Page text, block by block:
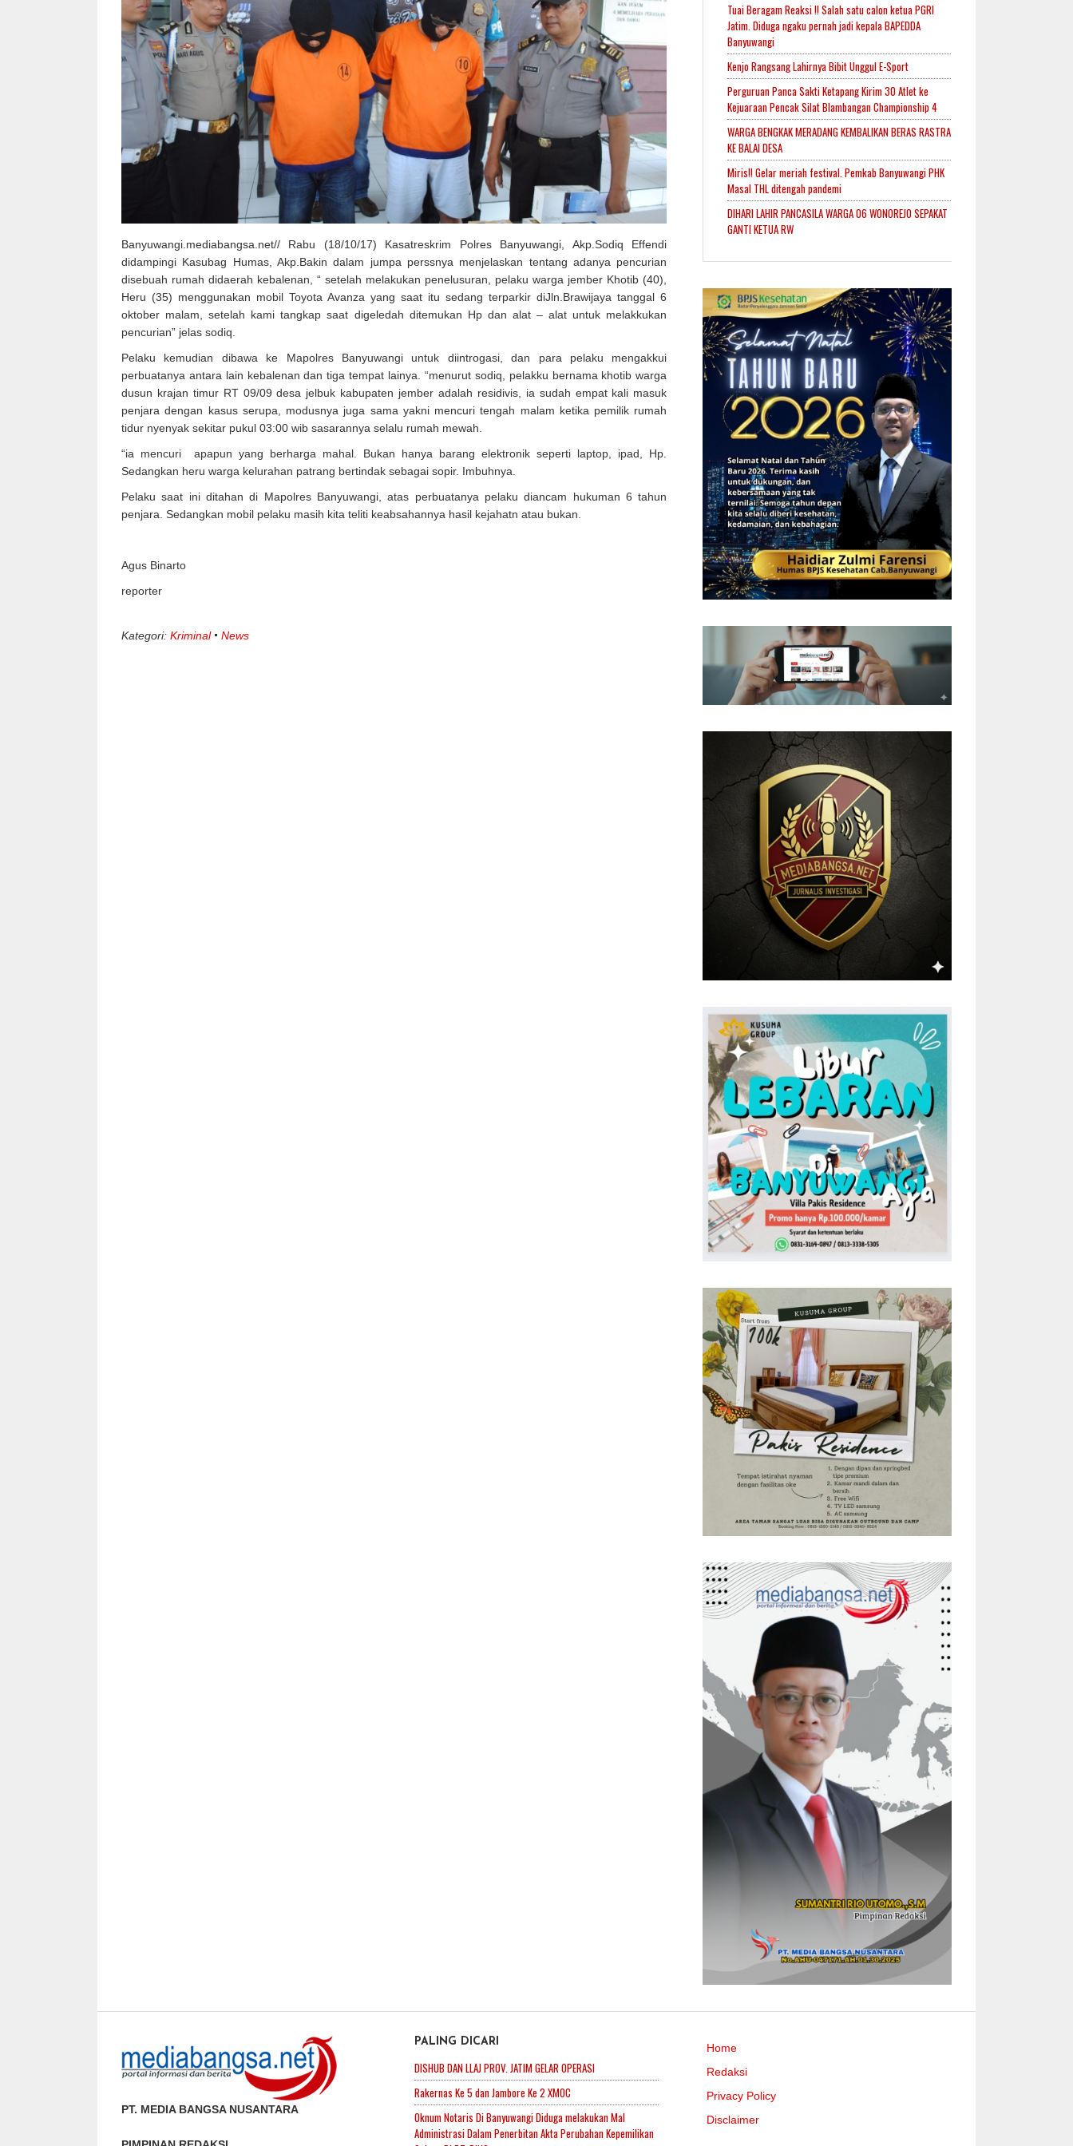
Banyuwangi.mediabangsa.net// Rabu (18/10/17) Kasatreskrim Polres Banyuwangi, Akp.Sodiq Effendi
didampingi Kasubag Humas, Akp.Bakin dalam jumpa perssnya menjelaskan tentang adanya pencurian
disebuah rumah didaerah kebalenan, “ setelah melakukan penelusuran, pelaku warga jember Khotib (40),
Heru (35) menggunakan mobil Toyota Avanza yang saat itu sedang terparkir diJln.Brawijaya tanggal 6
oktober malam, setelah kami tangkap saat digeledah ditemukan Hp dan alat – alat untuk melakkukan
pencurian” jelas sodiq.
Pelaku kemudian dibawa ke Mapolres Banyuwangi untuk diintrogasi, dan para pelaku mengakkui
perbuatanya antara lain kebalenan dan tiga tempat lainya. “menurut sodiq, pelakku bernama khotib warga
dusun krajan timur RT 09/09 desa jelbuk kabupaten jember adalah residivis, ia sudah empat kali masuk
penjara dengan kasus serupa, modusnya juga sama yakni mencuri tengah malam ketika pemilik rumah
tidur nyenyak sekitar pukul 03:00 wib sasarannya selalu rumah mewah.
“ia mencuri apapun yang berharga mahal. Bukan hanya barang elektronik seperti laptop, ipad, Hp.
Sedangkan heru warga kelurahan patrang bertindak sebagai sopir. Imbuhnya.
Pelaku saat ini ditahan di Mapolres Banyuwangi, atas perbuatanya pelaku diancam hukuman 6 tahun
penjara. Sedangkan mobil pelaku masih kita teliti keabsahannya hasil kejahatn atau bukan.
Agus Binarto
reporter
Kategori: Kriminal News
Tuai Beragam Reaksi !! Salah satu calon ketua PGRI
Jatim. Diduga ngaku pernah jadi kepala BAPEDDA
Banyuwangi
Kenjo Rangsang Lahirnya Bibit Unggul E-Sport
Perguruan Panca Sakti Ketapang Kirim 30 Atlet ke
Kejuaraan Pencak Silat Blambangan Championship 4
WARGA BENGKAK MERADANG KEMBALIKAN BERAS RASTRA
KE BALAI DESA
Miris!! Gelar meriah festival. Pemkab Banyuwangi PHK
Masal THL ditengah pandemi
DIHARI LAHIR PANCASILA WARGA 06 WONOREJO SEPAKAT
GANTI KETUA RW
PT. MEDIA BANGSA NUSANTARA
PALING DICARI
DISHUB DAN LLAJ PROV. JATIM GELAR OPERASI
Rakernas Ke 5 dan Jambore Ke 2 XMOC
Oknum Notaris Di Banyuwangi Diduga melakukan Mal
Administrasi Dalam Penerbitan Akta Perubahan Kepemilikan
Home
Redaksi
Privacy Policy
Disclaimer